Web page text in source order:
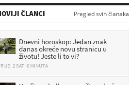
ČLANCI Pregled svih članaka
danas okreće novu stranicu u
životu! Jeste li to vi?
2 SATI 6 MINUTA